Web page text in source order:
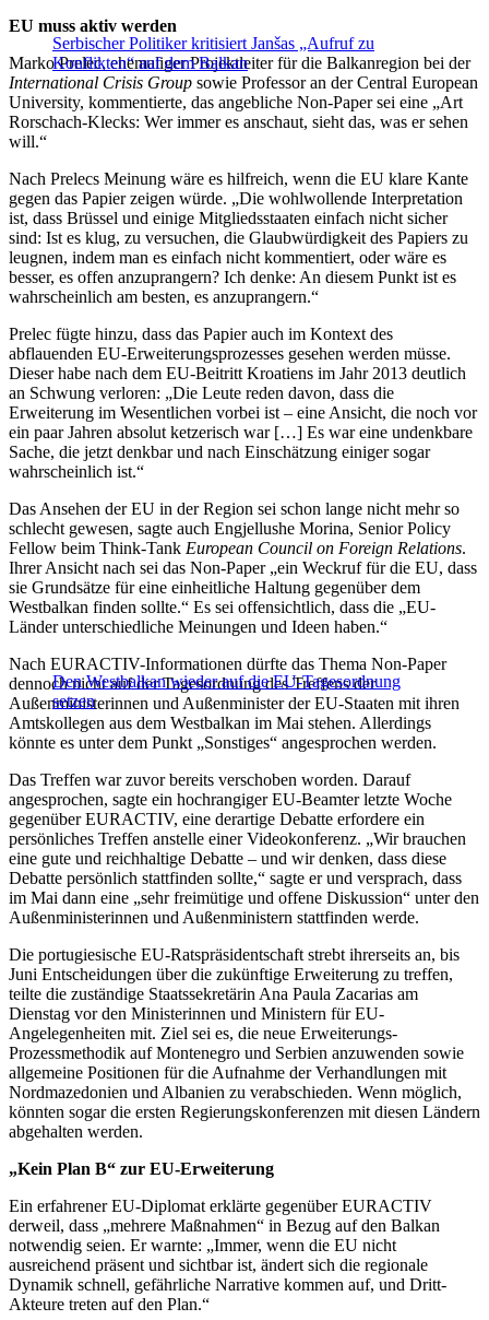
Serbischer Politiker kritisiert Janšas „Aufruf zu
Konflikten“ auf dem Balkan
EU muss aktiv werden
Marko Prelec, ehemaliger Projektleiter für die Balkanregion bei der
International Crisis Group sowie Professor an der Central European
University, kommentierte, das angebliche Non-Paper sei eine „Art
Rorschach-Klecks: Wer immer es anschaut, sieht das, was er sehen
will.“
Nach Prelecs Meinung wäre es hilfreich, wenn die EU klare Kante
gegen das Papier zeigen würde. „Die wohlwollende Interpretation
ist, dass Brüssel und einige Mitgliedsstaaten einfach nicht sicher
sind: Ist es klug, zu versuchen, die Glaubwürdigkeit des Papiers zu
leugnen, indem man es einfach nicht kommentiert, oder wäre es
besser, es offen anzuprangern? Ich denke: An diesem Punkt ist es
wahrscheinlich am besten, es anzuprangern.“
Prelec fügte hinzu, dass das Papier auch im Kontext des
abflauenden EU-Erweiterungsprozesses gesehen werden müsse.
Dieser habe nach dem EU-Beitritt Kroatiens im Jahr 2013 deutlich
an Schwung verloren: „Die Leute reden davon, dass die
Erweiterung im Wesentlichen vorbei ist – eine Ansicht, die noch vor
ein paar Jahren absolut ketzerisch war […] Es war eine undenkbare
Sache, die jetzt denkbar und nach Einschätzung einiger sogar
wahrscheinlich ist.“
Das Ansehen der EU in der Region sei schon lange nicht mehr so
schlecht gewesen, sagte auch Engjellushe Morina, Senior Policy
Fellow beim Think-Tank European Council on Foreign Relations.
Ihrer Ansicht nach sei das Non-Paper „ein Weckruf für die EU, dass
sie Grundsätze für eine einheitliche Haltung gegenüber dem
Westbalkan finden sollte.“ Es sei offensichtlich, dass die „EU-
Länder unterschiedliche Meinungen und Ideen haben.“
Den Westbalkan wieder auf die EU-Tagesordnung
setzen
Nach EURACTIV-Informationen dürfte das Thema Non-Paper
dennoch nicht auf der Tagesordnung des Treffens der
Außenministerinnen und Außenminister der EU-Staaten mit ihren
Amtskollegen aus dem Westbalkan im Mai stehen. Allerdings
könnte es unter dem Punkt „Sonstiges“ angesprochen werden.
Das Treffen war zuvor bereits verschoben worden. Darauf
angesprochen, sagte ein hochrangiger EU-Beamter letzte Woche
gegenüber EURACTIV, eine derartige Debatte erfordere ein
persönliches Treffen anstelle einer Videokonferenz. „Wir brauchen
eine gute und reichhaltige Debatte – und wir denken, dass diese
Debatte persönlich stattfinden sollte,“ sagte er und versprach, dass
im Mai dann eine „sehr freimütige und offene Diskussion“ unter den
Außenministerinnen und Außenministern stattfinden werde.
Die portugiesische EU-Ratspräsidentschaft strebt ihrerseits an, bis
Juni Entscheidungen über die zukünftige Erweiterung zu treffen,
teilte die zuständige Staatssekretärin Ana Paula Zacarias am
Dienstag vor den Ministerinnen und Ministern für EU-
Angelegenheiten mit. Ziel sei es, die neue Erweiterungs-
Prozessmethodik auf Montenegro und Serbien anzuwenden sowie
allgemeine Positionen für die Aufnahme der Verhandlungen mit
Nordmazedonien und Albanien zu verabschieden. Wenn möglich,
könnten sogar die ersten Regierungskonferenzen mit diesen Ländern
abgehalten werden.
„Kein Plan B“ zur EU-Erweiterung
Ein erfahrener EU-Diplomat erklärte gegenüber EURACTIV
derweil, dass „mehrere Maßnahmen“ in Bezug auf den Balkan
notwendig seien. Er warnte: „Immer, wenn die EU nicht
ausreichend präsent und sichtbar ist, ändert sich die regionale
Dynamik schnell, gefährliche Narrative kommen auf, und Dritt-
Akteure treten auf den Plan.“